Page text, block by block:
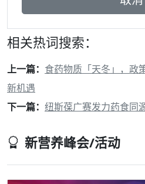
相关热词搜索：
上一篇： 食药物质「天冬」，政
新机遇
下一篇： 纽斯葆广赛发力药食同
新营养峰会/活动